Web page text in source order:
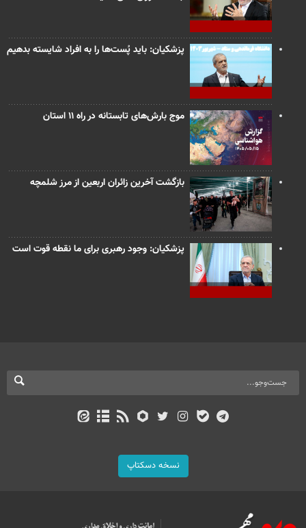
پزشکیان: باید پُست‌ها را به افراد شایسته بدهیم
موج بارش‌های تابستانه در راه ۱۱ استان
بازگشت آخرین زائران اربعین از مرز شلمچه
پزشکیان: وجود رهبری برای ما نقطه قوت است
نسخه دسکتاپ